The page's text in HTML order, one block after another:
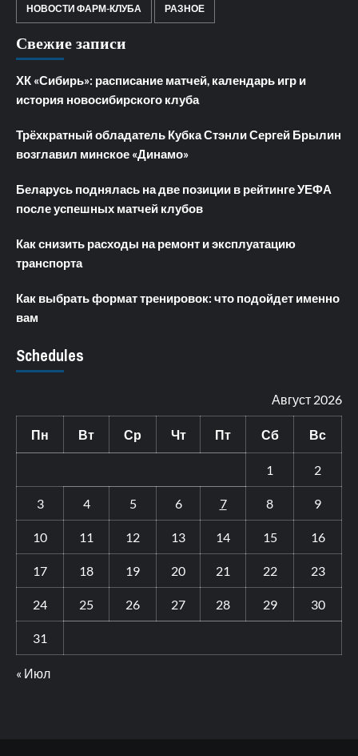
НОВОСТИ ФАРМ-КЛУБА РАЗНОЕ
Свежие записи
ХК «Сибирь»: расписание матчей, календарь игр и
история новосибирского клуба
Трёхкратный обладатель Кубка Стэнли Сергей Брылин
возглавил минское «Динамо»
Беларусь поднялась на две позиции в рейтинге УЕФА
после успешных матчей клубов
Как снизить расходы на ремонт и эксплуатацию
транспорта
Как выбрать формат тренировок: что подойдет именно
вам
Schedules
Август 2026
Пн Вт Ср Чт Пт Сб Вс
1 2
3 4 5 6 7 8 9
10 11 12 13 14 15 16
17 18 19 20 21 22 23
24 25 26 27 28 29 30
31
« Июл